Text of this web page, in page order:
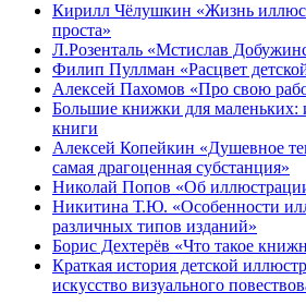
Кирилл Чёлушкин «Жизнь
проста»
Л.Розенталь «Мстислав
Филип Пуллман «Расцвет
Алексей Пахомов «Про свою
Большие книжки для маленьких:
книги
Алексей Копейкин «Душевное
самая драгоценная субстанция»
Николай Попов «Об
Никитина Т.Ю. «Особенности
различных типов изданий»
Борис Дехтерёв «Что такое
Краткая история детской
искусство визуального